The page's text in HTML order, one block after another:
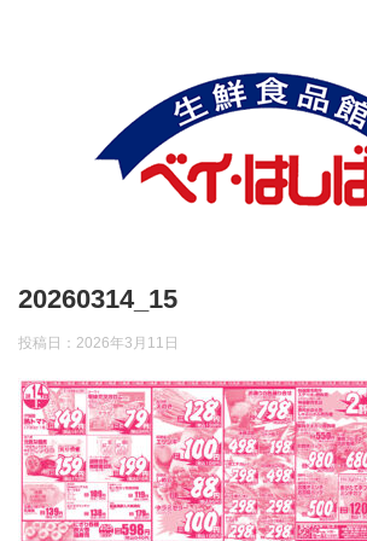
20260314_15
投稿日： 2026年3月11日